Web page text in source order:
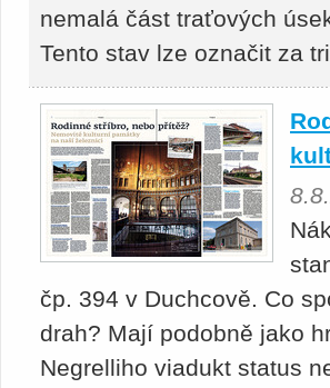
nemalá část traťových
Tento stav lze označit za
čp. 394 v Duchcově. Co
drah? Mají podobně jako
Negrelliho viadukt status